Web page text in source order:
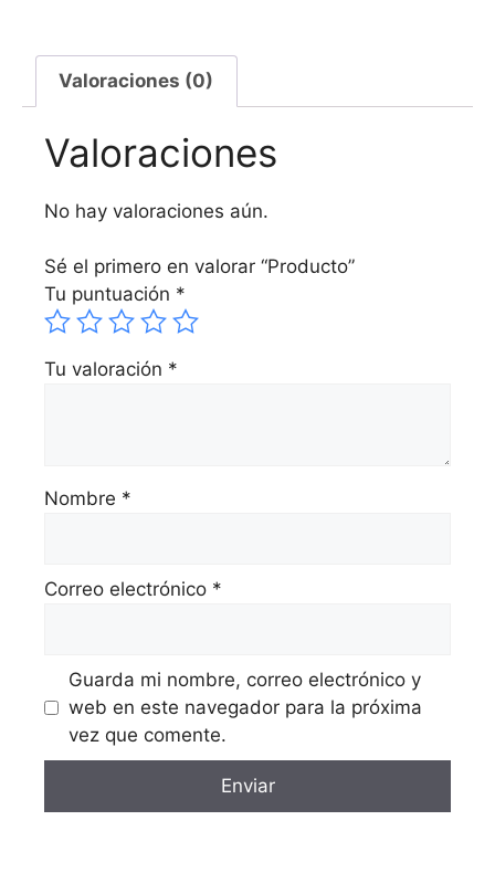
Valoraciones (0)
Valoraciones
No hay valoraciones aún.
Sé el primero en valorar “Producto”
Tu puntuación *
Tu valoración *
Nombre *
Correo electrónico *
Guarda mi nombre, correo electrónico y
web en este navegador para la próxima
vez que comente.